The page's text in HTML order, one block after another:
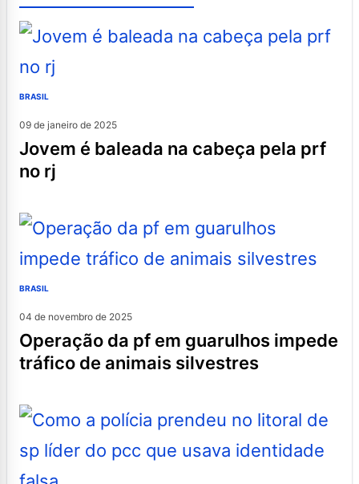
BRASIL
09 de janeiro de 2025
jovem é baleada na cabeça pela prf
no rj
BRASIL
04 de novembro de 2025
operação da pf em guarulhos impede
tráfico de animais silvestres